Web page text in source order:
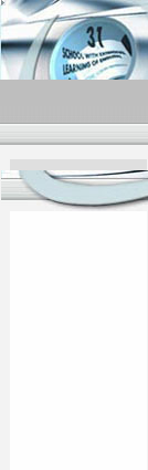
21:52 25.09.2022
главная